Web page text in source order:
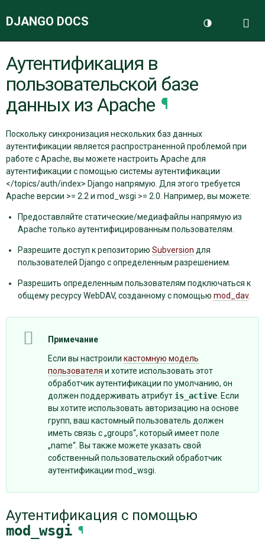
DJANGO DOCS
ДОКУМЕНТАЦИЯ
Аутентификация в
пользовательской базе
данных из Apache ¶
Поскольку синхронизация нескольких баз данных
аутентификации является распространенной проблемой при
работе с Apache, вы можете настроить Apache для
аутентификации с помощью системы аутентификации
</topics/auth/index> Django напрямую. Для этого требуется
Apache версии >= 2.2 и mod_wsgi >= 2.0. Например, вы можете:
Предоставляйте статические/медиафайлы напрямую из
Apache только аутентифицированным пользователям.
Разрешите доступ к репозиторию Subversion для
пользователей Django с определенным разрешением.
Разрешить определенным пользователям подключаться к
общему ресурсу WebDAV, созданному с помощью mod_dav.
Примечание
Если вы настроили кастомную модель
пользователя и хотите использовать этот
обработчик аутентификации по умолчанию, он
должен поддерживать атрибут is_active . Если
вы хотите использовать авторизацию на основе
групп, ваш кастомный пользователь должен
иметь связь с „groups“, который имеет поле
„name“. Вы также можете указать свой
собственный пользовательский обработчик
аутентификации mod_wsgi.
Аутентификация с помощью
mod_wsgi ¶